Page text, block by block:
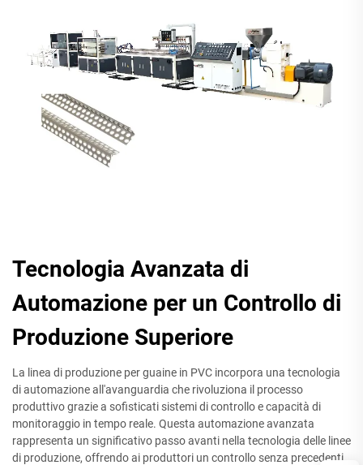
Tecnologia Avanzata di
Automazione per un Controllo di
Produzione Superiore
La linea di produzione per guaine in PVC incorpora una tecnologia
di automazione all'avanguardia che rivoluziona il processo
produttivo grazie a sofisticati sistemi di controllo e capacità di
monitoraggio in tempo reale. Questa automazione avanzata
rappresenta un significativo passo avanti nella tecnologia delle linee
di produzione, offrendo ai produttori un controllo senza precedenti